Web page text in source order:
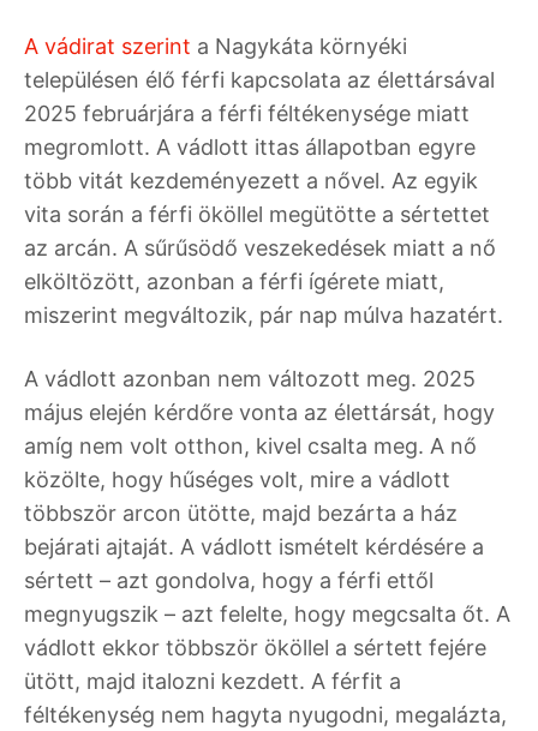
A vádirat szerint a Nagykáta környéki
településen élő férfi kapcsolata az élettársával
2025 februárjára a férfi féltékenysége miatt
megromlott. A vádlott ittas állapotban egyre
több vitát kezdeményezett a nővel. Az egyik
vita során a férfi ököllel megütötte a sértettet
az arcán. A sűrűsödő veszekedések miatt a nő
elköltözött, azonban a férfi ígérete miatt,
miszerint megváltozik, pár nap múlva hazatért.
A vádlott azonban nem változott meg. 2025
május elején kérdőre vonta az élettársát, hogy
amíg nem volt otthon, kivel csalta meg. A nő
közölte, hogy hűséges volt, mire a vádlott
többször arcon ütötte, majd bezárta a ház
bejárati ajtaját. A vádlott ismételt kérdésére a
sértett – azt gondolva, hogy a férfi ettől
megnyugszik – azt felelte, hogy megcsalta őt. A
vádlott ekkor többször ököllel a sértett fejére
ütött, majd italozni kezdett. A férfit a
féltékenység nem hagyta nyugodni, megalázta,